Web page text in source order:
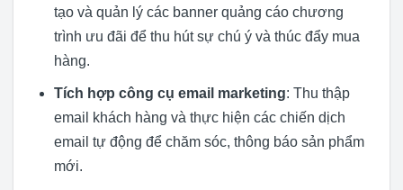
tạo và quản lý các banner quảng cáo chương
trình ưu đãi để thu hút sự chú ý và thúc đẩy mua
hàng.
Tích hợp công cụ email marketing: Thu thập
email khách hàng và thực hiện các chiến dịch
email tự động để chăm sóc, thông báo sản phẩm
mới.